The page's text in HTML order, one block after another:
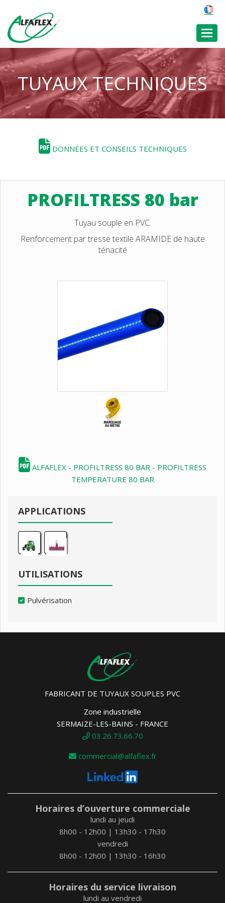
TUYAUX TECHNIQUES
DONNÉES ET CONSEILS TECHNIQUES
PROFILTRESS 80 bar
Tuyau souple en PVC.
Renforcement par tresse textile ARAMIDE de haute
ténacité
ALFAFLEX - PROFILTRESS 80 BAR - PROFILTRESS
TEMPERATURE 80 BAR
APPLICATIONS
UTILISATIONS
Pulvérisation
FABRICANT DE TUYAUX SOUPLES PVC
Zone industrielle
SERMAIZE-LES-BAINS - FRANCE
03.26.73.66.70
commercial@alfaflex.fr
Horaires d’ouverture commerciale
lundi au jeudi
8h00 - 12h00 | 13h30 - 17h30
vendredi
8h00 - 12h00 | 13h30 - 16h30
Horaires du service livraison
lundi au vendredi